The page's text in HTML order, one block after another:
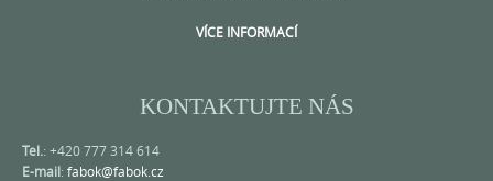
VÍCE INFORMACÍ
KONTAKTUJTE NÁS
Tel.: +420 777 314 614
E-mail: fabok@fabok.cz